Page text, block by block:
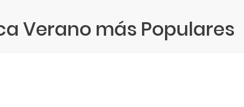
Verano más Populares